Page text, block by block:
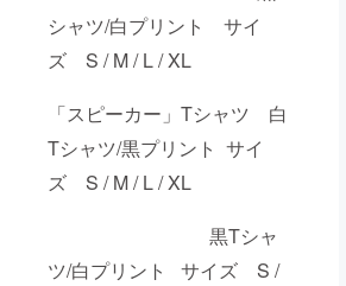
シャツ/白プリント サイ
ズ S / M / L / XL
「スピーカー」Tシャツ 白
Tシャツ/黒プリント サイ
ズ S / M / L / XL
黒Tシャ
ツ/白プリント サイズ S /